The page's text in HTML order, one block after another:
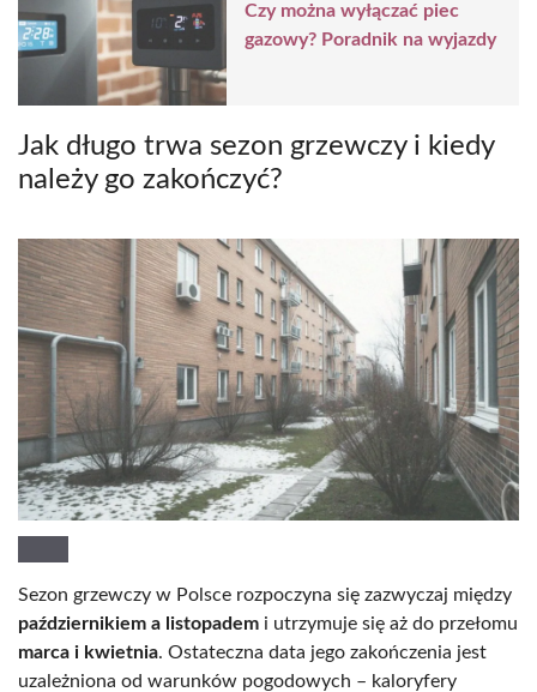
Czy można wyłączać piec
gazowy? Poradnik na wyjazdy
Jak długo trwa sezon grzewczy i kiedy
należy go zakończyć?
Sezon grzewczy w Polsce rozpoczyna się zazwyczaj między
październikiem a listopadem i utrzymuje się aż do przełomu
marca i kwietnia. Ostateczna data jego zakończenia jest
uzależniona od warunków pogodowych – kaloryfery